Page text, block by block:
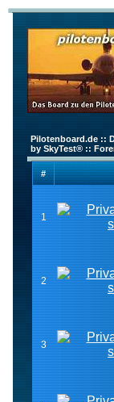
Pilotenboard.de ::
by SkyTest® ::
#
1
2
3